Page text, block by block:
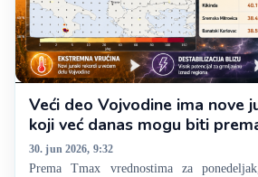
Veći deo Vojvodine ima nove
koji već danas mogu biti
destabilizacija i osveženje
donose?
30. jun 2026, 9:32
Prema Tmax vrednostima za